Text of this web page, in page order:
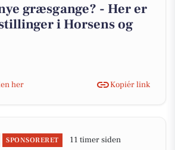
græsgange? - Her er
i Horsens og
her
Kopiér link
SPONSORERET 11 timer siden